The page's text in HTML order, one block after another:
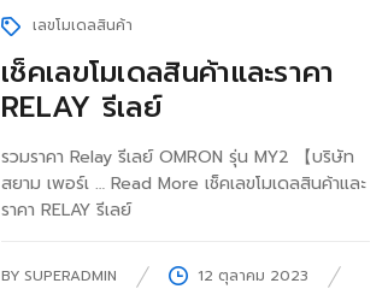
เลขโมเดลสินค้า
เช็คเลขโมเดลสินค้าและราคา
RELAY รีเลย์
รวมราคา Relay รีเลย์ OMRON รุ่น MY2 【บริษัท
สยาม เพอร์เ … Read More เช็คเลขโมเดลสินค้าและ
ราคา RELAY รีเลย์
BY SUPERADMIN 12 ตุลาคม 2023